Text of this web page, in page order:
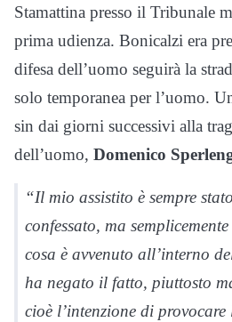
Stamattina presso il Tribunale
prima udienza. Bonicalzi era
difesa dell’uomo seguirà la
solo temporanea per l’uomo.
sin dai giorni successivi alla
dell’uomo, Domenico
“Il mio assistito è sempre
confessato, ma
cosa è avvenuto all’interno
ha negato il fatto, piuttosto
cioè l’intenzione di